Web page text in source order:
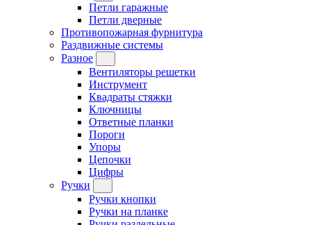
Петли гаражные
Петли дверные
Противопожарная фурнитура
Раздвижные системы
Разное
Вентиляторы решетки
Инструмент
Квадраты стяжки
Ключницы
Ответные планки
Пороги
Упоры
Цепочки
Цифры
Ручки
Ручки кнопки
Ручки на планке